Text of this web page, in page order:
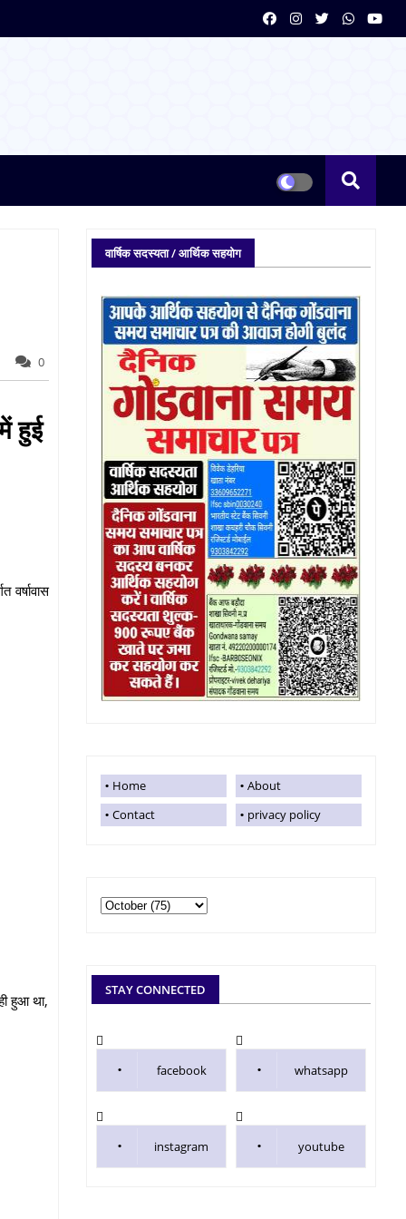
0
हुई
हुआ था,
वार्षिक सदस्यता / आर्थिक सहयोग
Home
About
Contact
privacy policy
STAY CONNECTED
facebook whatsapp
instagram youtube